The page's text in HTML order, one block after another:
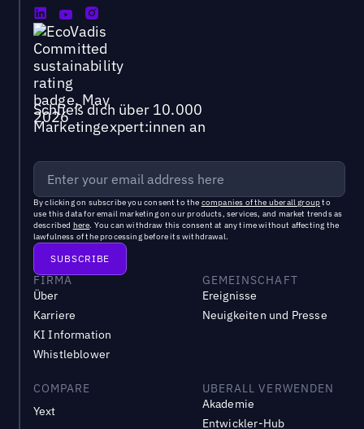
Schließ dich über 10.000
Marketingexpert:innen an
By clicking on subscribe you consent to the companies of the uberall groupto
use this data for email marketing on our products, services, and market trends as
described here. You can withdraw this consent at any time without affecting the
lawfulness of the processing before its withdrawal.
FIRMA
Über
Karriere
KI Information
Whistleblower
GEMEINSCHAFT
Ereignisse
Neuigkeiten und Presse
COMPARE
Yext
UBERALL VERWENDEN
Akademie
Entwickler-Hub